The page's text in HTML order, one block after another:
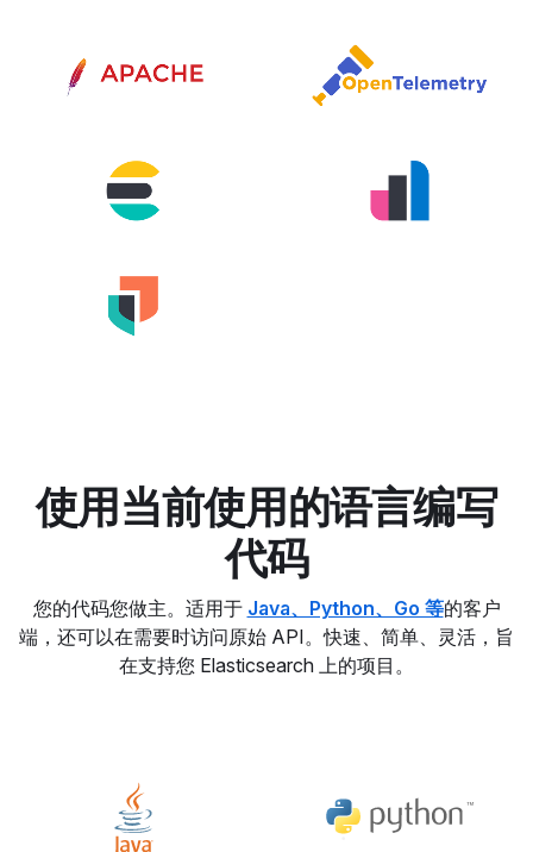
使用当前使用的语言编写
代码
您的代码您做主。适用于 Java、Python、Go 等的客户
端，还可以在需要时访问原始 API。快速、简单、灵活，旨
在支持您 Elasticsearch 上的项目。